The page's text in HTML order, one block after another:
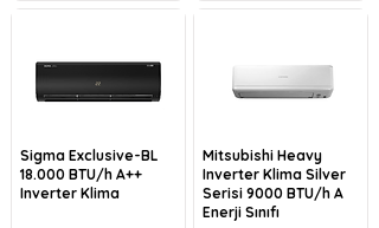
Sigma Exclusive-BL
18.000 BTU/h A++
Inverter Klima
Mitsubishi Heavy
Inverter Klima Silver
Serisi 9000 BTU/h A
Enerji Sınıfı